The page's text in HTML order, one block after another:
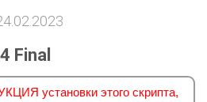
Final
установки этого скрипта,